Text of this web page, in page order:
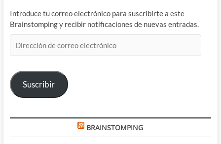
Introduce tu correo electrónico para suscribirte a este
Brainstomping y recibir notificaciones de nuevas entradas.
de
electrónico
Suscribir
BRAINSTOMPING